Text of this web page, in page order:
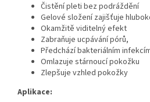
Čistění pleti bez podráždění
Gelové složení zajišťuje
Okamžitě viditelný efekt
Zabraňuje ucpávání pórů,
Předchází bakteriálním
Omlazuje stárnoucí pokožku
Zlepšuje vzhled pokožky
Aplikace: